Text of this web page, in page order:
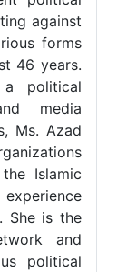
against
forms
46 years.
political
media
Ms. Azad
Islamic
experience
She is the
and
political